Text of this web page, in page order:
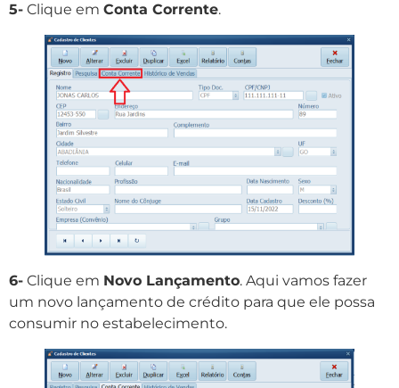
5- Clique em Conta Corrente.
6- Clique em Novo Lançamento. Aqui vamos fazer
um novo lançamento de crédito para que ele possa
consumir no estabelecimento.